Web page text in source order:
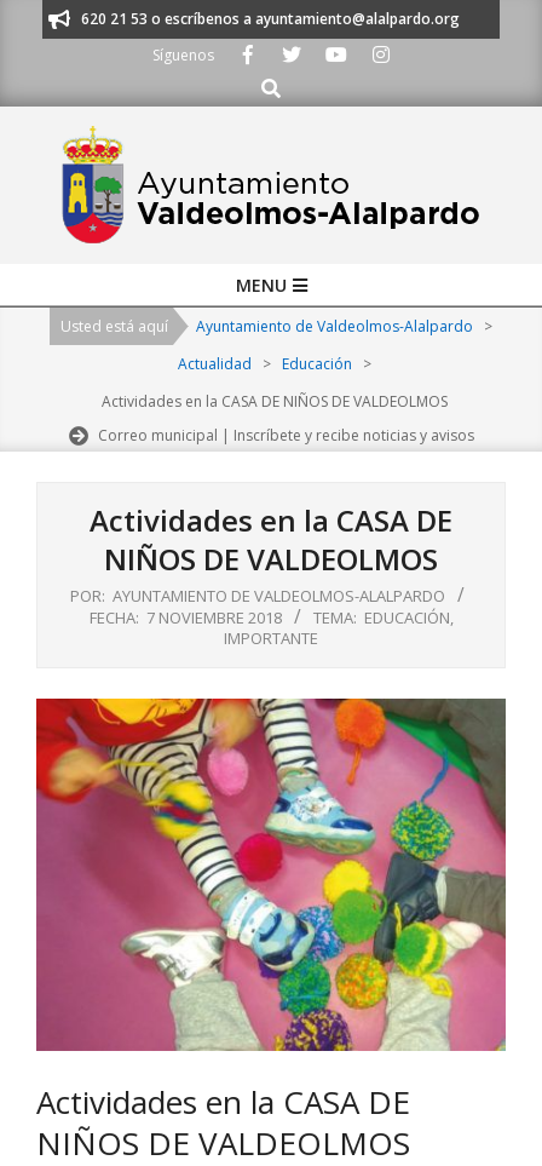
al 91 620 21 53 o escríbenos a ayuntamiento@alalpardo.org
Síguenos
Buscar
Navigation
MENU
Usted está aquí Ayuntamiento de Valdeolmos-Alalpardo
>
Actualidad
> Educación
>
Actividades en la CASA DE NIÑOS DE VALDEOLMOS
Correo municipal | Inscríbete y recibe noticias y avisos
Actividades en la CASA DE
NIÑOS DE VALDEOLMOS
POR: AYUNTAMIENTO DE VALDEOLMOS-ALALPARDO
FECHA: 7 NOVIEMBRE 2018 TEMA: EDUCACIÓN,
IMPORTANTE
Actividades en la CASA DE
NIÑOS DE VALDEOLMOS